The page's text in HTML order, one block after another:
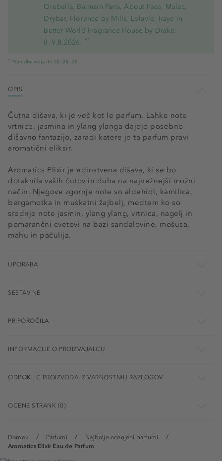
Domov Parfumi
Najbolje ocenjeni parfumi
Aromatics Elixir Eau de Parfum
Orebella, Balmain Paris, About Face, Mulac,
Drybar, Florence by Mills, Lolavie, Iraye in
Better World Fragrance House by Drake.
8.-9.8.2026. *1
*1 Ponudba velja do 10. 08. 26.
OPIS
Čutna dišava, ki je več kot le parfum. Lahke note
vrtnice, jasmina in ylang ylanga dajejo posebno
dišavno fantazijo, zaradi katere je ta parfum pravi
aromatični eliksir.
Aromatics Elixir je edinstvena dišava, ki se bo
dotaknila vaših čutov in duha na najnežnejši možni
način. Njegove zgornje note so aldehidi, kamilica,
bergamotka in muškatni žajbelj, medtem ko so
srednje note jasmin, ylang ylang, vrtnica, nagelj in
pomarančni cvetovi na bazi sandalovine, mošusa,
mahu in pačulija.
UPORABA
SESTAVINE
PRIPOROČILA
INFORMACIJE O PROIZVAJALCU
ODPOKLIC PROIZVODA IZ VARNOSTNIH RAZLOGOV
OCENE STRANK (0)